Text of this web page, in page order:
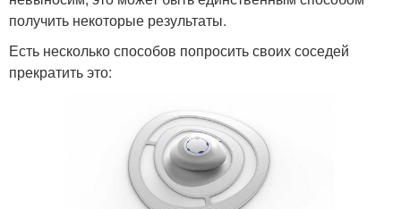
получить некоторые результаты.
Есть несколько способов попросить своих соседей
прекратить это: